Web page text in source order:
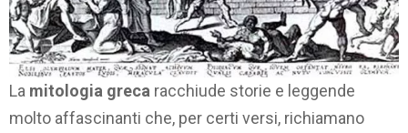
La mitologia greca racchiude storie e leggende
molto affascinanti che, per certi versi, richiamano